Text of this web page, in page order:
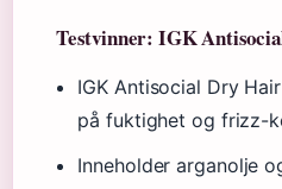
Testvinner: IGK
IGK Antisocial Dry
på fuktighet og frizz-
Inneholder arganolje